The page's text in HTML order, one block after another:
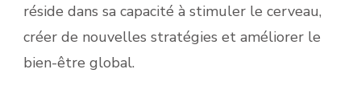
réside dans sa capacité à stimuler le cerveau,
créer de nouvelles stratégies et améliorer le
bien-être global.